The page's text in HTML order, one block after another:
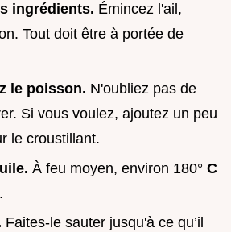
ingrédients. Émincez l'ail,
Tout doit être à portée de
le poisson. N'oubliez pas de
Si vous voulez, ajoutez un peu
le croustillant.
À feu moyen, environ 180° C
Faites-le sauter jusqu'à ce qu’il